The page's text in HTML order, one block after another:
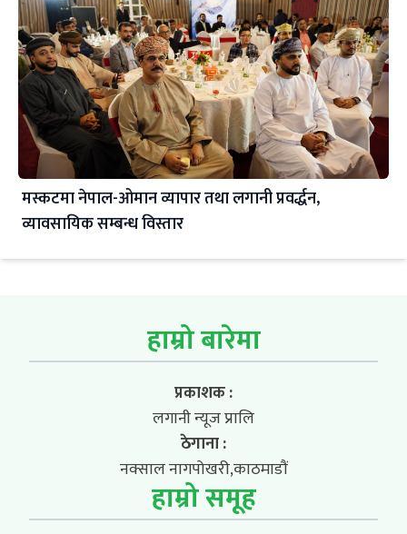
मस्कटमा नेपाल-ओमान व्यापार तथा लगानी प्रवर्द्धन,
व्यावसायिक सम्बन्ध विस्तार
हाम्रो बारेमा
प्रकाशक :
लगानी न्यूज प्रालि
ठेगाना :
नक्साल नागपोखरी,काठमाडौं
हाम्रो समूह